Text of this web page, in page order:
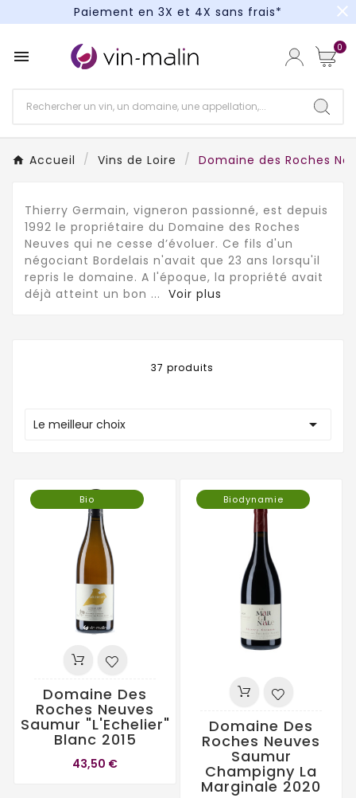
Paiement en 3X et 4X sans frais*
Paiement en 3X et 4X sans frais*
close
 0
Accueil Vins de Loire Domaine des Roches
Thierry Germain, vigneron passionné, est depuis
1992 le propriétaire du Domaine des Roches
Neuves qui ne cesse d’évoluer. Ce fils d'un
négociant Bordelais n'avait que 23 ans lorsqu'il
repris le domaine. A l'époque, la propriété avait
déjà atteint un bon ... Voir plus
37 produits
Le meilleur choix 
Bio
Domaine Des
Roches Neuves
Saumur "L'Echelier"
Blanc 2015
43,50 €
Biodynamie
Domaine Des
Roches Neuves
Saumur
Champigny La
Marginale 2020